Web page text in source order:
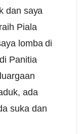
dan saya
Piala
lomba di
Panitia
ada
suka dan